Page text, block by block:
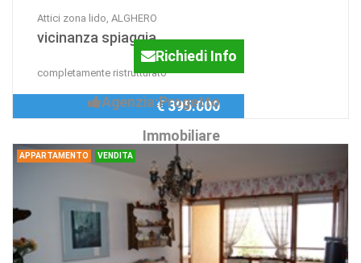
Attici zona lido, ALGHERO
vicinanza spiaggia
completamente ristrutturato
Richiedi Info
Agenzia:Progetto
Immobiliare
€ 395.000
APPARTAMENTO VENDITA